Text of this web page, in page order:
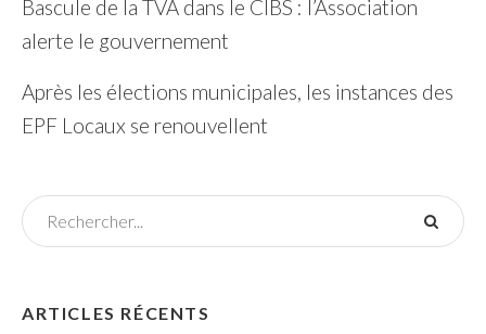
Bascule de la TVA dans le CIBS : l’Association
alerte le gouvernement
Après les élections municipales, les instances des
EPF Locaux se renouvellent
ARTICLES RÉCENTS